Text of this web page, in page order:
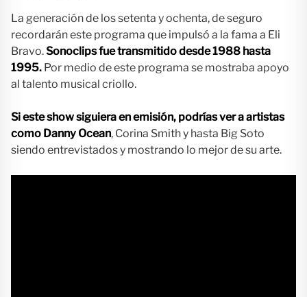
La generación de los setenta y ochenta, de seguro
recordarán este programa que impulsó a la fama a Eli
Bravo.Sonoclips fue transmitido desde 1988 hasta
1995. Por medio de este programa se mostraba apoyo
al talento musical criollo.
Si este show siguiera en emisión, podrías ver a artistas
como Danny Ocean, Corina Smith y hasta Big Soto
siendo entrevistados y mostrando lo mejor de su arte.